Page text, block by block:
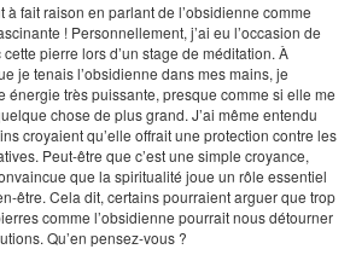
à fait raison en parlant de l’obsidienne comme
! Personnellement, j’ai eu l’occasion de
pierre lors d’un stage de méditation. À
je tenais l’obsidienne dans mes mains, je
énergie très puissante, presque comme si elle me
chose de plus grand. J’ai même entendu
croyaient qu’elle offrait une protection contre les
Peut-être que c’est une simple croyance,
que la spiritualité joue un rôle essentiel
être. Cela dit, certains pourraient arguer que trop
comme l’obsidienne pourrait nous détourner
Qu’en pensez-vous ?